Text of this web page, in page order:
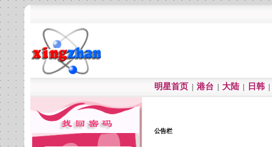
明星首页 港台 大陆 日韩
公告栏